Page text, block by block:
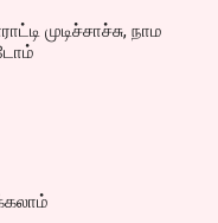
முடிச்சாச்சு, நாம